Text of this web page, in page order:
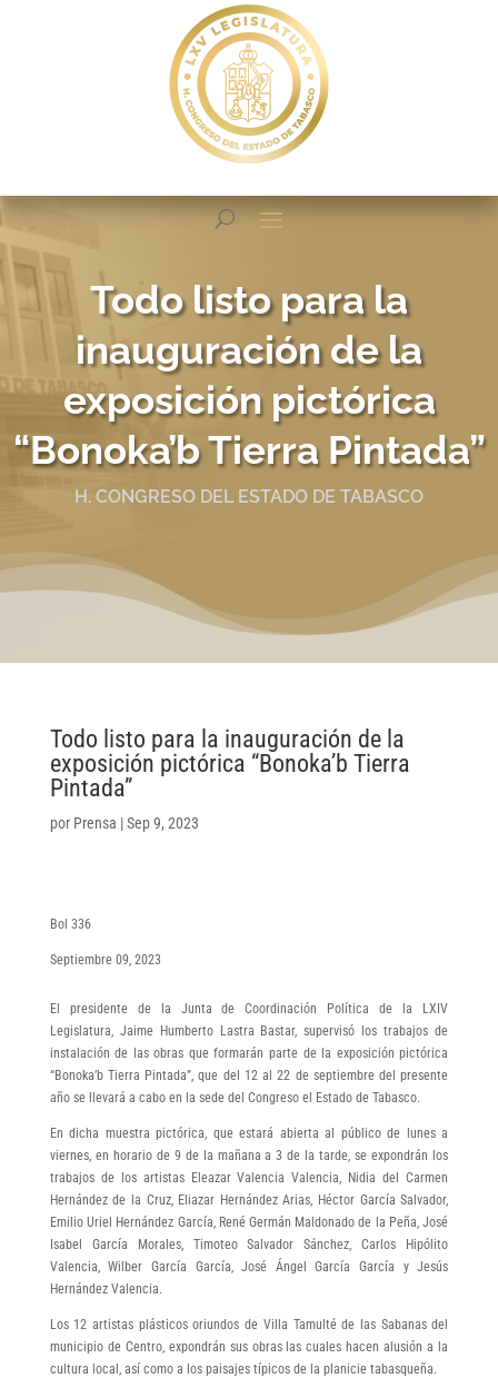
Todo listo para la
inauguración de la
exposición pictórica
“Bonoka’b Tierra Pintada”
H. CONGRESO DEL ESTADO DE TABASCO
Todo listo para la inauguración de la
exposición pictórica “Bonoka’b Tierra
Pintada”
por Prensa |Sep 9, 2023
Bol 336
Septiembre 09, 2023
El presidente de la Junta de Coordinación Política de la LXIV
Legislatura, Jaime Humberto Lastra Bastar, supervisó los trabajos de
instalación de las obras que formarán parte de la exposición pictórica
“Bonoka’b Tierra Pintada”, que del 12 al 22 de septiembre del presente
año se llevará a cabo en la sede del Congreso el Estado de Tabasco.
En dicha muestra pictórica, que estará abierta al público de lunes a
viernes, en horario de 9 de la mañana a 3 de la tarde, se expondrán los
trabajos de los artistas Eleazar Valencia Valencia, Nidia del Carmen
Hernández de la Cruz, Eliazar Hernández Arias, Héctor García Salvador,
Emilio Uriel Hernández García, René Germán Maldonado de la Peña, José
Isabel García Morales, Timoteo Salvador Sánchez, Carlos Hipólito
Valencia, Wilber García García, José Ángel García García y Jesús
Hernández Valencia.
Los 12 artistas plásticos oriundos de Villa Tamulté de las Sabanas del
municipio de Centro, expondrán sus obras las cuales hacen alusión a la
cultura local, así como a los paisajes típicos de la planicie tabasqueña.